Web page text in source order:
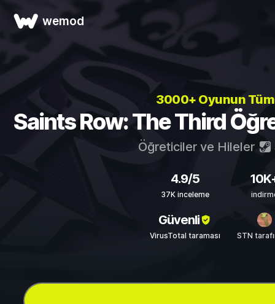
wemod
3000+ Oyunun
Saints Row: The Third
Öğreticiler ve Hileler
4.9/5
37K inceleme
Güvenli
VirusTotal taraması STN